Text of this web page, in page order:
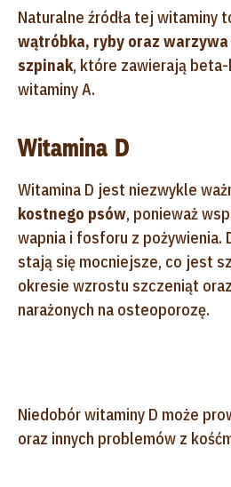
Naturalne źródła tej witaminy
wątróbka, ryby oraz
szpinak, które zawierają
witaminy A.
Witamina D
Witamina D jest niezwykle
kostnego psów, ponieważ
wapnia i fosforu z pożywienia.
stają się mocniejsze, co jest
okresie wzrostu szczeniąt
narażonych na osteoporozę.
Niedobór witaminy D może
oraz innych problemów z